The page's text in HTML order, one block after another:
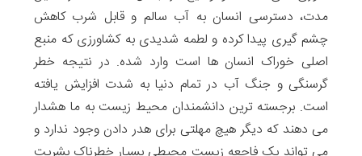
مدت، دسترسی انسان به آب سالم و قابل شرب کاهش
چشم گیری پیدا کرده و لطمه شدیدی به کشاورزی که منبع
اصلی خوراک انسان ها است وارد شده. در نتیجه خطر
گرسنگی و جنگ آب در تمام دنیا به شدت افزایش یافته
است. برجسته ترین دانشمندان محیط زیست به ما هشدار
می دهند که دیگر هیچ مهلتی برای هدر دادن وجود ندارد و